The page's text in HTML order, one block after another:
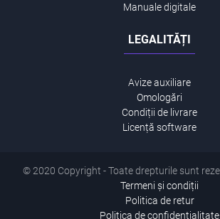
Manuale digitale
LEGALITĂȚI
Avize auxiliare
Omologări
Condiții de livrare
Licență software
© 2020 Copyright - Toate drepturile sunt
Termeni și condiții
Politica de retur
Politica de confidentialitate